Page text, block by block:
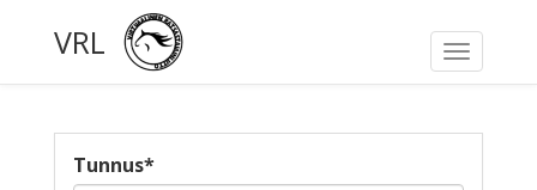
Toggle
VRL
Tunnus*